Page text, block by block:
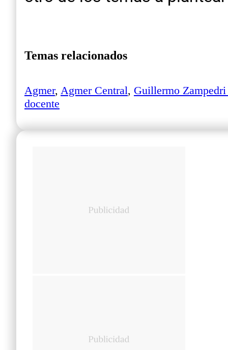
Temas relacionados
Agmer, Agmer Central, Guillermo
docente